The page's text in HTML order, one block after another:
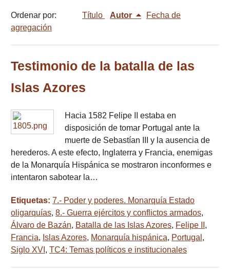
Ordenar por: Título Autor
Fecha de
agregación
Testimonio de la batalla de las
Islas Azores
Hacia 1582 Felipe II estaba en
disposición de tomar Portugal ante la
muerte de Sebastían III y la ausencia de
herederos. A este efecto, Inglaterra y Francia, enemigas
de la Monarquía Hispánica se mostraron inconformes e
intentaron sabotear la…
Etiquetas: 7.- Poder y poderes. Monarquía Estado
oligarquías, 8.- Guerra ejércitos y conflictos armados,
Álvaro de Bazán, Batalla de las Islas Azores, Felipe II ,
Francia, Islas Azores, Monarquía hispánica, Portugal ,
Siglo XVI , TC4: Temas políticos e institucionales